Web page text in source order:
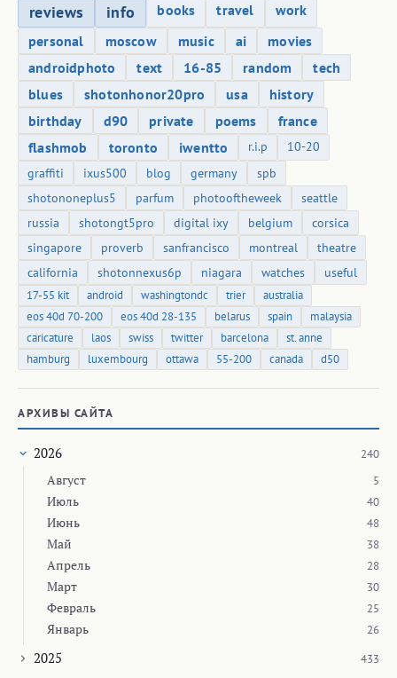
reviews
info books travel
work
personal
moscow music ai
movies
androidphoto
text 16-85 random
tech
blues
shotonhonor20pro usa
history
birthday
d90 private poems
france
flashmob
toronto iwentto r.i.p
10-20
graffiti
ixus500 blog germany
spb
shotononeplus5
parfum photooftheweek
seattle
russia
shotongt5pro digital ixy belgium
corsica
singapore
proverb sanfrancisco montreal
theatre
california
shotonnexus6p niagara watches useful
17-55 kit android washingtondc trier
australia
eos 40d 70-200
eos 40d 28-135 belarus spain
malaysia
caricature
laos swiss twitter barcelona
st. anne
hamburg
luxembourg ottawa 55-200 canada d50
АРХИВЫ САЙТА
2026 240
Август 5
Июль 40
Июнь 48
Май 38
Апрель 28
Март 30
Февраль 25
Январь 26
2025 433